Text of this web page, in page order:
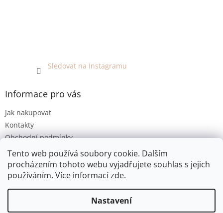
Tento web používá soubory cookie. Dalším
procházením tohoto webu vyjadřujete souhlas s jejich
používáním. Více informacízde.
Nastavení
Sledovat na Instagramu
Informace pro vás
Jak nakupovat
Kontakty
Obchodní podmínky
Podmínky ochrany osobních údajů